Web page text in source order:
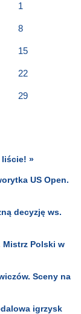
1
8
15
22
29
liście! »
US Open.
decyzję ws.
Polski w
Sceny na
igrzysk